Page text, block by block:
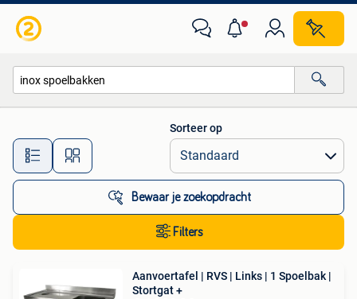
Alle afstanden…
Sorteer op
Bewaar je zoekopdracht
Filters
Aanvoertafel | RVS | Links | 1 Spoelbak |
Stortgat +